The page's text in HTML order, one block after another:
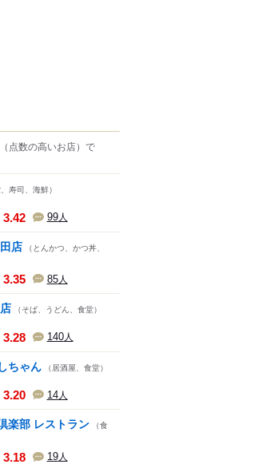
（点数の高いお店） で
、寿司、海鮮）
3.42 99人
店
（とんかつ、かつ丼、
3.35 85人
（そば、うどん、食堂）
3.28 140人
ちゃん （居酒屋、食堂）
3.20 14人
楽部 レストラン
（食
3.18 19人